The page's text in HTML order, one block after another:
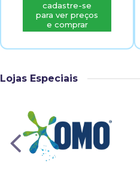
cadastre-se
para ver preços
e comprar
Lojas Especiais